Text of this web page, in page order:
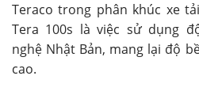
Teraco trong phân khúc xe
Tera 100s là việc sử dụng
nghệ Nhật Bản, mang lại độ
cao.